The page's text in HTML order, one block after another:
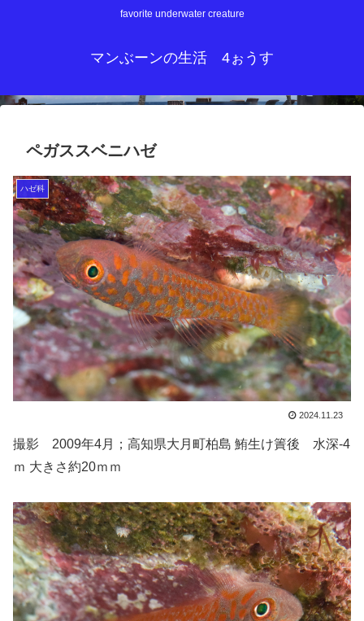
favorite underwater creature
マンぶーンの生活 4ぉうす
ペガススベニハゼ
ハゼ科
2024.11.23
撮影 2009年4月；高知県大月町柏島 鮪生け簀後 水深-4
ｍ 大きさ約20ｍｍ